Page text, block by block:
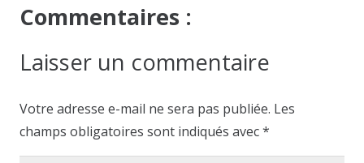
Commentaires :
Laisser un commentaire
Votre adresse e-mail ne sera pas publiée. Les
champs obligatoires sont indiqués avec*